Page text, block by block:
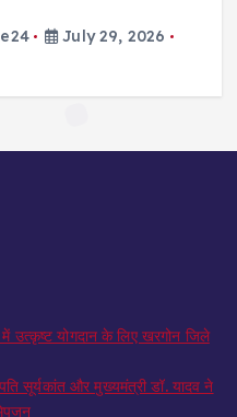
July 29, 2026
में उत्कृष्ट योगदान के लिए खरगोन जिले
सूर्यकांत और मुख्यमंत्री डॉ. यादव ने